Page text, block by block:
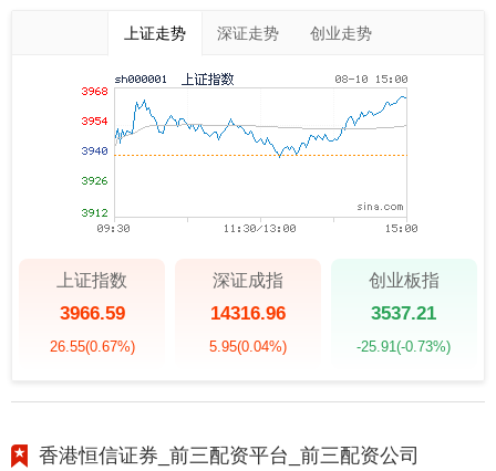
上证走势 深证走势 创业走势
上证指数
3966.59
26.55(0.67%)
深证成指
14316.96
5.95(0.04%)
创业板指
3537.21
-25.91(-0.73%)
香港恒信证券_前三配资平台_前三配资公司